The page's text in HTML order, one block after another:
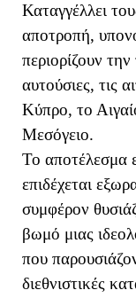
Καταγγέλλει
αποτροπή,
περιορίζουν
αυτούσιες, τις
Κύπρο, το
Μεσόγειο.
Το αποτέλεσμα
επιδέχεται
συμφέρον
βωμό μιας
που
διεθνιστικές